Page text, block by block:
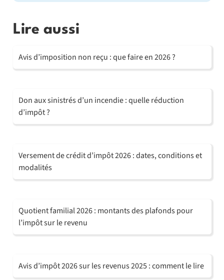
Lire aussi
Avis d’imposition non reçu : que faire en 2026 ?
Don aux sinistrés d’un incendie : quelle réduction
d’impôt ?
Versement de crédit d’impôt 2026 : dates, conditions et
modalités
Quotient familial 2026 : montants des plafonds pour
l’impôt sur le revenu
Avis d’impôt 2026 sur les revenus 2025 : comment le lire